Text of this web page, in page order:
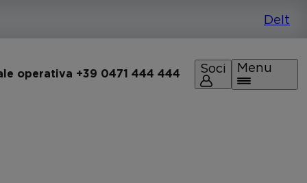
operativa +39 0471 444 444 Soci Menu